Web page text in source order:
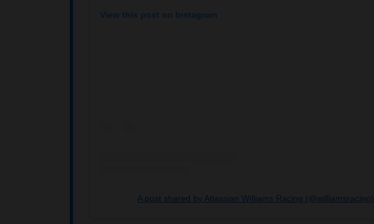
View this post on Instagram
A post shared by Atlassian Williams Racing (@williamsracing)